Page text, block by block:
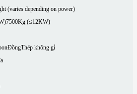
(varies depending on power)
7500Kg (≤12KW)
ĐồngThép không gỉ